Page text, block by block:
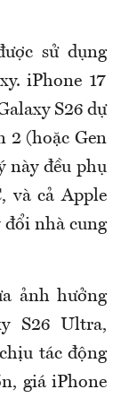
sử dụng
iPhone 17
S26 dự
2 (hoặc Gen
này đều phụ
và cả Apple
đổi nhà cung
ảnh hưởng
S26 Ultra,
tác động
giá iPhone